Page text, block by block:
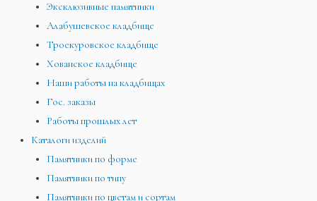
Эксклюзивные памятники
Алабушевское кладбище
Троекуровское кладбище
Хованское кладбище
Наши работы на кладбищах
Гос. заказы
Работы прошлых лет
Каталоги изделий
Памятники по форме
Памятники по типу
Памятники по цветам и сортам